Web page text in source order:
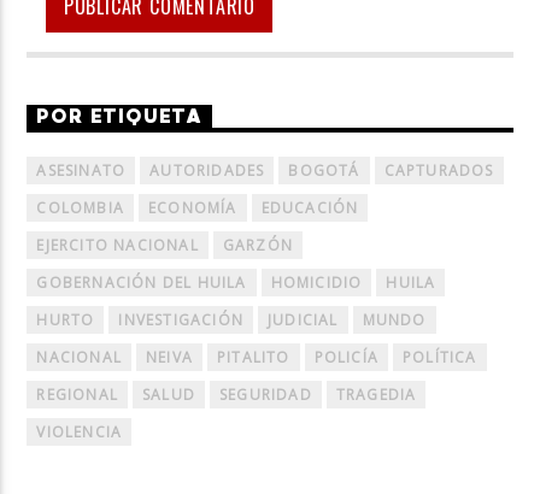
POR ETIQUETA
ASESINATO AUTORIDADES BOGOTÁ
CAPTURADOS
COLOMBIA
ECONOMÍA
EDUCACIÓN
EJERCITO NACIONAL
GARZÓN
GOBERNACIÓN DEL HUILA
HOMICIDIO
HUILA
HURTO
INVESTIGACIÓN JUDICIAL
MUNDO
NACIONAL
NEIVA PITALITO POLICÍA
POLÍTICA
REGIONAL
SALUD SEGURIDAD
TRAGEDIA
VIOLENCIA